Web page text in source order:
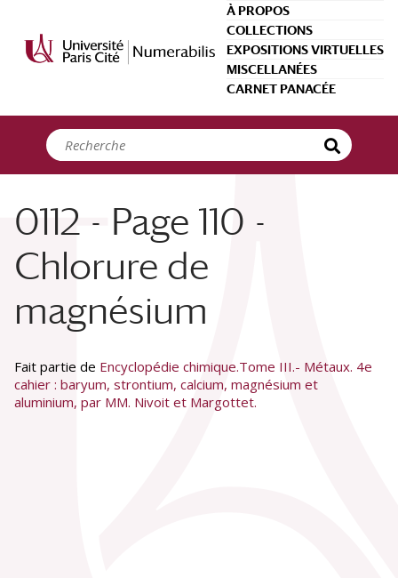
À PROPOS
COLLECTIONS
EXPOSITIONS VIRTUELLES
MISCELLANÉES
CARNET PANACÉE
0112 - Page 110 -
Chlorure de
magnésium
Fait partie de Encyclopédie chimique.Tome III.- Métaux. 4e
cahier : baryum, strontium, calcium, magnésium et
aluminium, par MM. Nivoit et Margottet.